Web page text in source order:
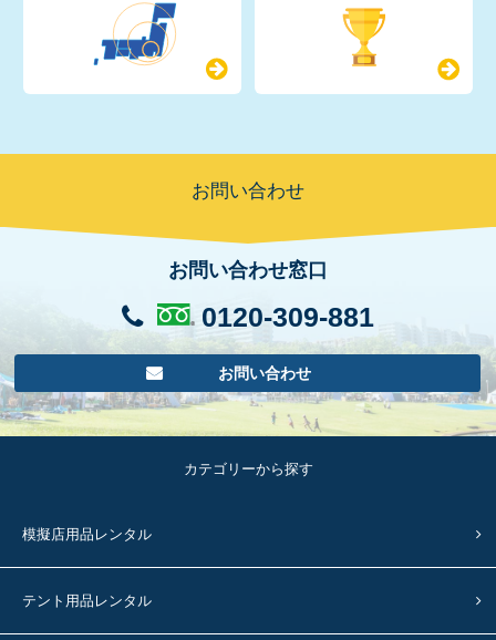
お問い合わせ
お問い合わせ窓口
0120-309-881
お問い合わせ
カテゴリーから探す
模擬店用品レンタル
テント用品レンタル